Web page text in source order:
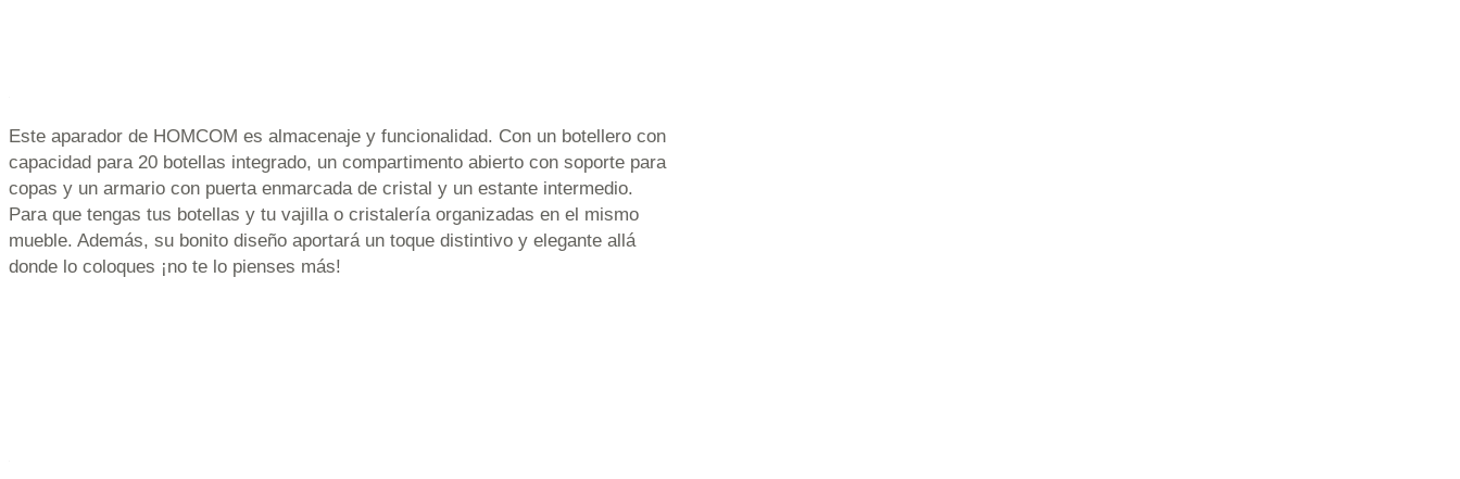
Este aparador de HOMCOM es almacenaje y funcionalidad. Con un botellero con
capacidad para 20 botellas integrado, un compartimento abierto con soporte para
copas y un armario con puerta enmarcada de cristal y un estante intermedio.
Para que tengas tus botellas y tu vajilla o cristalería organizadas en el mismo
mueble. Además, su bonito diseño aportará un toque distintivo y elegante allá
donde lo coloques ¡no te lo pienses más!